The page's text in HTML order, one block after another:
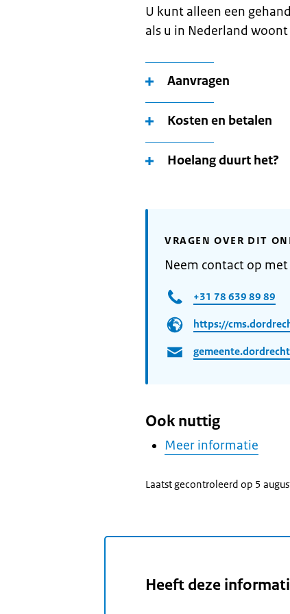
U kunt alleen een
als u in Nederland
Aanvragen
Kosten en betalen
Hoelang duurt het?
VRAGEN OVER DIT
Neem contact op
+31 78 639 89 89
https://
Ook nuttig
Meer informatie
Laatst gecontroleerd op 5
Heeft deze